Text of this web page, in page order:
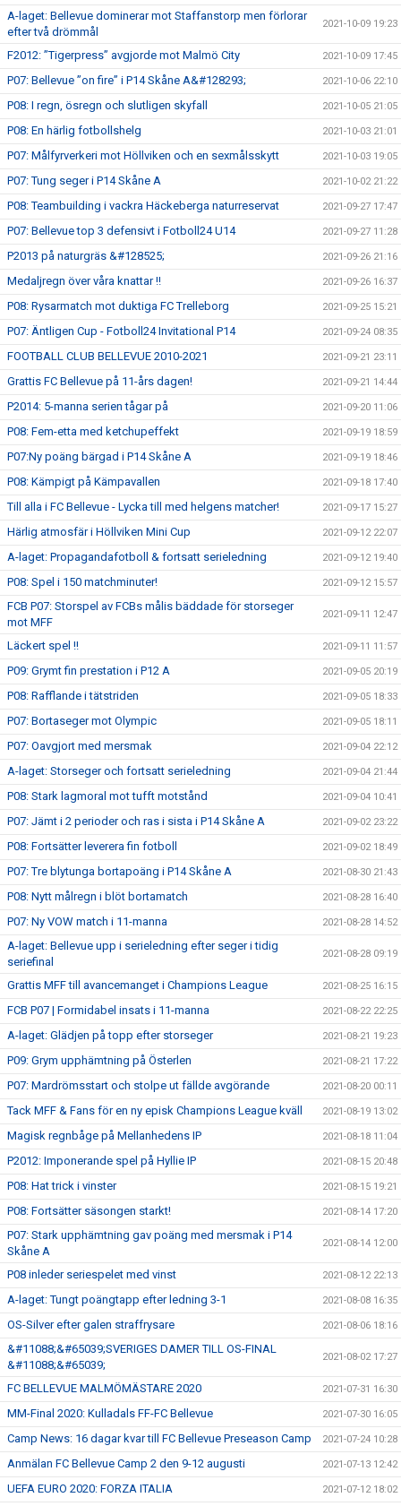
A-laget: Bellevue dominerar mot Staffanstorp men förlorar
efter två drömmål
2021-10-09 19:23
F2012: ”Tigerpress” avgjorde mot Malmö City 2021-10-09 17:45
P07: Bellevue ”on fire” i P14 Skåne A&#128293; 2021-10-06 22:10
P08: I regn, ösregn och slutligen skyfall 2021-10-05 21:05
P08: En härlig fotbollshelg 2021-10-03 21:01
P07: Målfyrverkeri mot Höllviken och en sexmålsskytt 2021-10-03 19:05
P07: Tung seger i P14 Skåne A 2021-10-02 21:22
P08: Teambuilding i vackra Häckeberga naturreservat 2021-09-27 17:47
P07: Bellevue top 3 defensivt i Fotboll24 U14 2021-09-27 11:28
P2013 på naturgräs &#128525; 2021-09-26 21:16
Medaljregn över våra knattar !! 2021-09-26 16:37
P08: Rysarmatch mot duktiga FC Trelleborg 2021-09-25 15:21
P07: Äntligen Cup - Fotboll24 Invitational P14 2021-09-24 08:35
FOOTBALL CLUB BELLEVUE 2010-2021 2021-09-21 23:11
Grattis FC Bellevue på 11-års dagen! 2021-09-21 14:44
P2014: 5-manna serien tågar på 2021-09-20 11:06
P08: Fem-etta med ketchupeffekt 2021-09-19 18:59
P07:Ny poäng bärgad i P14 Skåne A 2021-09-19 18:46
P08: Kämpigt på Kämpavallen 2021-09-18 17:40
Till alla i FC Bellevue - Lycka till med helgens matcher! 2021-09-17 15:27
Härlig atmosfär i Höllviken Mini Cup 2021-09-12 22:07
A-laget: Propagandafotboll & fortsatt serieledning 2021-09-12 19:40
P08: Spel i 150 matchminuter! 2021-09-12 15:57
FCB P07: Storspel av FCBs målis bäddade för storseger
mot MFF
2021-09-11 12:47
Läckert spel !! 2021-09-11 11:57
P09: Grymt fin prestation i P12 A 2021-09-05 20:19
P08: Rafflande i tätstriden 2021-09-05 18:33
P07: Bortaseger mot Olympic 2021-09-05 18:11
P07: Oavgjort med mersmak 2021-09-04 22:12
A-laget: Storseger och fortsatt serieledning 2021-09-04 21:44
P08: Stark lagmoral mot tufft motstånd 2021-09-04 10:41
P07: Jämt i 2 perioder och ras i sista i P14 Skåne A 2021-09-02 23:22
P08: Fortsätter leverera fin fotboll 2021-09-02 18:49
P07: Tre blytunga bortapoäng i P14 Skåne A 2021-08-30 21:43
P08: Nytt målregn i blöt bortamatch 2021-08-28 16:40
P07: Ny VOW match i 11-manna 2021-08-28 14:52
A-laget: Bellevue upp i serieledning efter seger i tidig
seriefinal
2021-08-28 09:19
Grattis MFF till avancemanget i Champions League 2021-08-25 16:15
FCB P07 | Formidabel insats i 11-manna 2021-08-22 22:25
A-laget: Glädjen på topp efter storseger 2021-08-21 19:23
P09: Grym upphämtning på Österlen 2021-08-21 17:22
P07: Mardrömsstart och stolpe ut fällde avgörande 2021-08-20 00:11
Tack MFF & Fans för en ny episk Champions League kväll 2021-08-19 13:02
Magisk regnbåge på Mellanhedens IP 2021-08-18 11:04
P2012: Imponerande spel på Hyllie IP 2021-08-15 20:48
P08: Hat trick i vinster 2021-08-15 19:21
P08: Fortsätter säsongen starkt! 2021-08-14 17:20
P07: Stark upphämtning gav poäng med mersmak i P14
Skåne A
2021-08-14 12:00
P08 inleder seriespelet med vinst 2021-08-12 22:13
A-laget: Tungt poängtapp efter ledning 3-1 2021-08-08 16:35
OS-Silver efter galen straffrysare 2021-08-06 18:16
&#11088;&#65039;SVERIGES DAMER TILL OS-FINAL
&#11088;&#65039;
2021-08-02 17:27
FC BELLEVUE MALMÖMÄSTARE 2020 2021-07-31 16:30
MM-Final 2020: Kulladals FF-FC Bellevue 2021-07-30 16:05
Camp News: 16 dagar kvar till FC Bellevue Preseason Camp 2021-07-24 10:28
Anmälan FC Bellevue Camp 2 den 9-12 augusti 2021-07-13 12:42
UEFA EURO 2020: FORZA ITALIA 2021-07-12 18:02